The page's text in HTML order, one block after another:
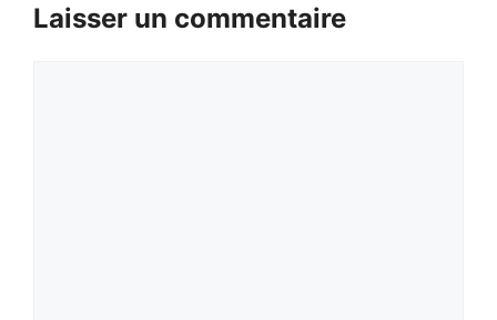
Laisser un commentaire